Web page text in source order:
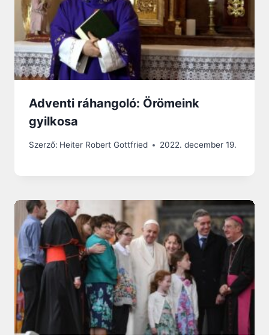
Adventi ráhangoló: Örömeink
gyilkosa
Szerző: Heiter Robert Gottfried 2022. december 19.